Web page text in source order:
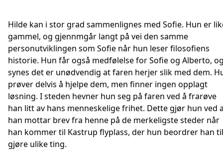
Hilde kan i stor grad sammenlignes med Sofie. Hun er
gammel, og gjennmgår langt på vei den samme
personutviklingen som Sofie når hun leser filosofiens
historie. Hun får også medfølelse for Sofie og Alberto,
synes det er unødvendig at faren herjer slik med dem.
prøver delvis å hjelpe dem, men finner ingen opplagt
løsning. I steden hevner hun seg på faren ved å frarøve
han litt av hans menneskelige frihet. Dette gjør hun ved
han mottar brev fra henne på de merkeligste steder når
han kommer til Kastrup flyplass, der hun beordrer han
gjøre ulike ting.